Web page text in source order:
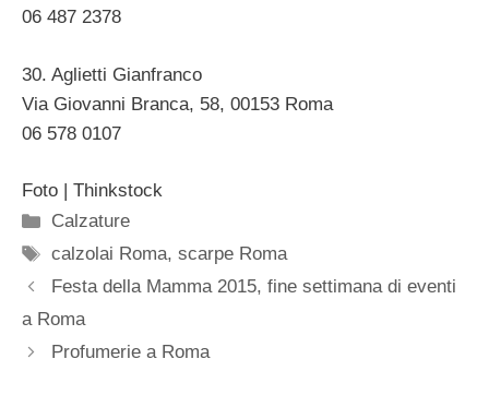
06 487 2378 ‎
30. Aglietti Gianfranco
Via Giovanni Branca, 58, 00153 Roma ‎
06 578 0107 ‎
Foto | Thinkstock
Categorie
Calzature
Tag
calzolai Roma,scarpe Roma
Festa della Mamma 2015, fine settimana di eventi
a Roma
Profumerie a Roma